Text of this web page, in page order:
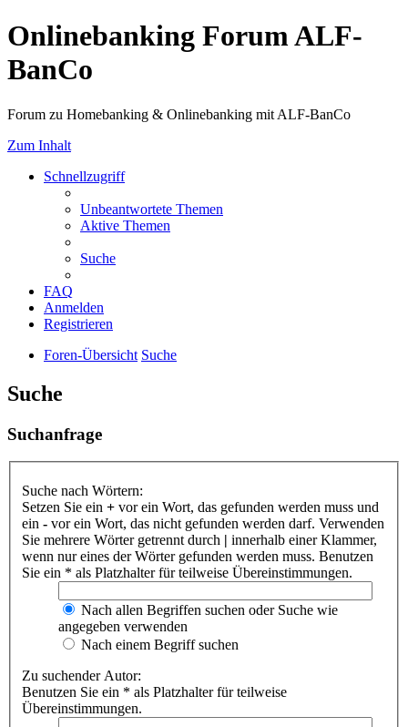
Onlinebanking Forum ALF-
BanCo
Forum zu Homebanking & Onlinebanking mit ALF-BanCo
Zum Inhalt
Schnellzugriff
Unbeantwortete Themen
Aktive Themen
Suche
FAQ
Anmelden
Registrieren
Foren-Übersicht Suche
Suche
Suchanfrage
Suche nach Wörtern:
Setzen Sie ein + vor ein Wort, das gefunden werden muss und
ein - vor ein Wort, das nicht gefunden werden darf. Verwenden
Sie mehrere Wörter getrennt durch | innerhalb einer Klammer,
wenn nur eines der Wörter gefunden werden muss. Benutzen
Sie ein * als Platzhalter für teilweise Übereinstimmungen.
Nach allen Begriffen suchen oder Suche wie
angegeben verwenden
Nach einem Begriff suchen
Zu suchender Autor:
Benutzen Sie ein * als Platzhalter für teilweise
Übereinstimmungen.